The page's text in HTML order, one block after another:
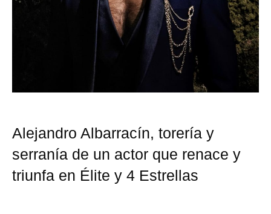
Alejandro Albarracín, torería y
serranía de un actor que renace y
triunfa en Élite y 4 Estrellas